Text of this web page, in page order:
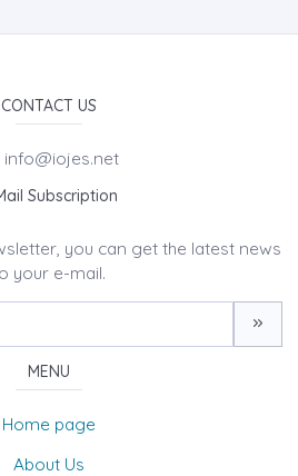
CONTACT US
info@iojes.net
Subscription
you can get the latest news
your e-mail.
MENU
Home page
About Us